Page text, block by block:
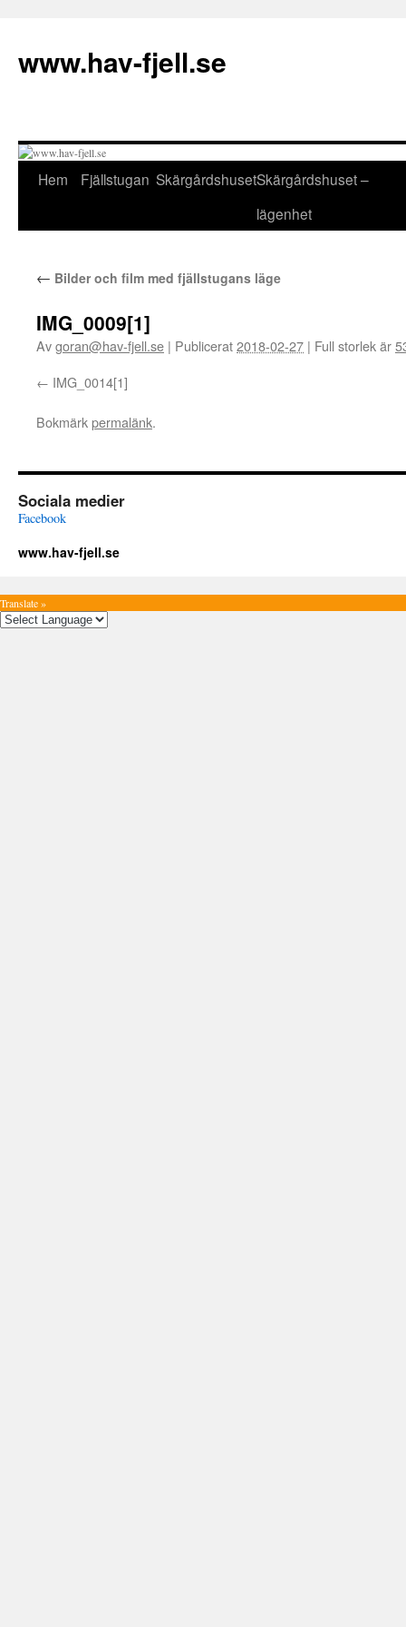
innehåll
www.hav-fjell.se
Hem Fjällstugan SkärgårdshusetSkärgårdshuset –
lägenhet
← Bilder och film med fjällstugans läge
IMG_0009[1]
Avgoran@hav-fjell.se | Publicerat2018-02-27 | Full storlek är
IMG_0014[1]
Bokmärkpermalänk.
Sociala medier
Facebook
www.hav-fjell.se
Translate »